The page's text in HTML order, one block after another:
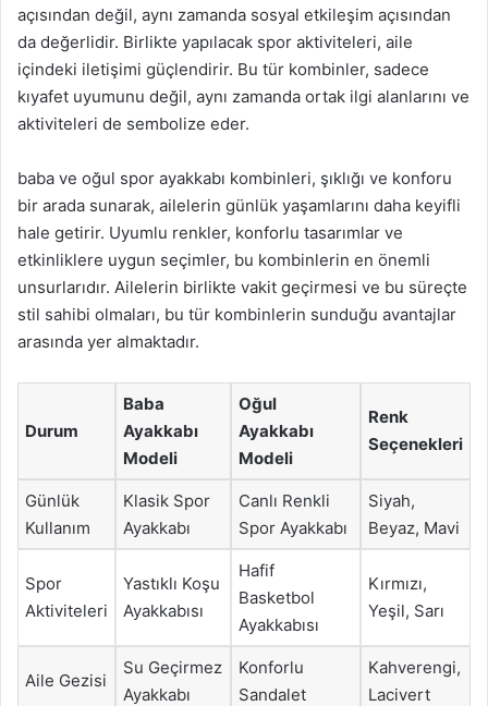
açısından değil, aynı zamanda sosyal etkileşim açısından
da değerlidir. Birlikte yapılacak spor aktiviteleri, aile
içindeki iletişimi güçlendirir. Bu tür kombinler, sadece
kıyafet uyumunu değil, aynı zamanda ortak ilgi alanlarını ve
aktiviteleri de sembolize eder.
baba ve oğul spor ayakkabı kombinleri, şıklığı ve konforu
bir arada sunarak, ailelerin günlük yaşamlarını daha keyifli
hale getirir. Uyumlu renkler, konforlu tasarımlar ve
etkinliklere uygun seçimler, bu kombinlerin en önemli
unsurlarıdır. Ailelerin birlikte vakit geçirmesi ve bu süreçte
stil sahibi olmaları, bu tür kombinlerin sunduğu avantajlar
arasında yer almaktadır.
Durum
Baba
Ayakkabı
Modeli
Oğul
Ayakkabı
Modeli
Renk
Seçenekleri
Günlük
Kullanım
Klasik Spor
Ayakkabı
Canlı Renkli
Spor Ayakkabı
Siyah,
Beyaz, Mavi
Spor
Aktiviteleri
Yastıklı Koşu
Ayakkabısı
Hafif
Basketbol
Ayakkabısı
Kırmızı,
Yeşil, Sarı
Aile Gezisi
Su Geçirmez
Ayakkabı
Konforlu
Sandalet
Kahverengi,
Lacivert